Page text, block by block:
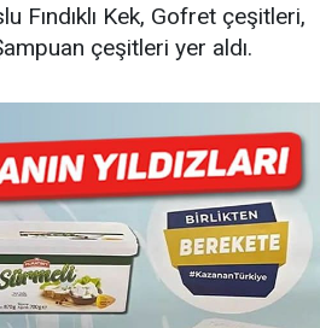
Fındıklı Kek, Gofret çeşitleri,
çeşitleri yer aldı.